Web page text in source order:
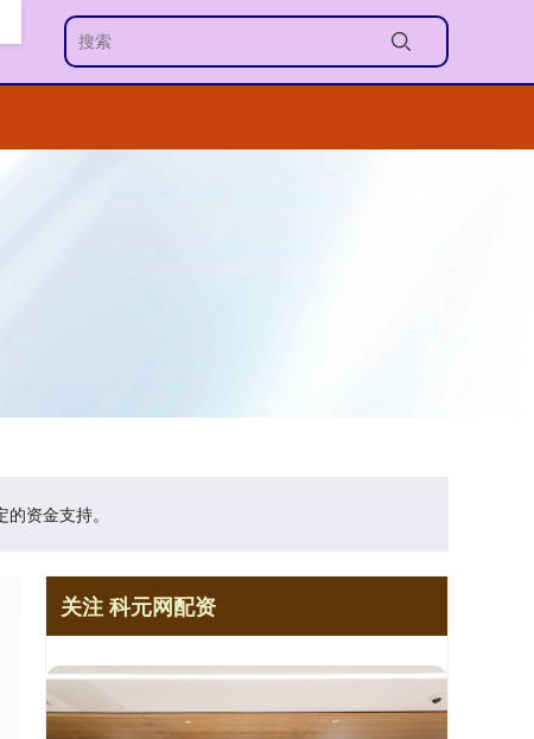
资金支持。
关注 科元网配资